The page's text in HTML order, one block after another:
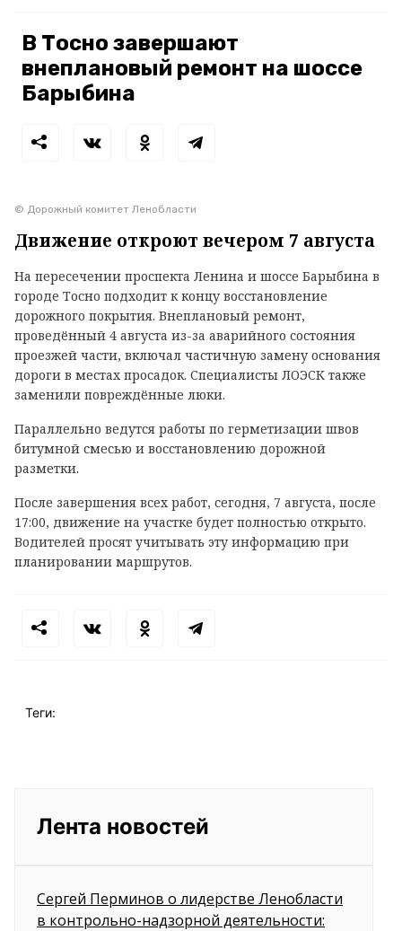
В Тосно завершают
внеплановый ремонт на шоссе
Барыбина
© Дорожный комитет Ленобласти
Движение откроют вечером 7 августа
На пересечении проспекта Ленина и шоссе Барыбина в
городе Тосно подходит к концу восстановление
дорожного покрытия. Внеплановый ремонт,
проведённый 4 августа из-за аварийного состояния
проезжей части, включал частичную замену основания
дороги в местах просадок. Специалисты ЛОЭСК также
заменили повреждённые люки.
Параллельно ведутся работы по герметизации швов
битумной смесью и восстановлению дорожной
разметки.
После завершения всех работ, сегодня, 7 августа, после
17:00, движение на участке будет полностью открыто.
Водителей просят учитывать эту информацию при
планировании маршрутов.
Теги:
Лента новостей
Сергей Перминов о лидерстве Ленобласти
в контрольно-надзорной деятельности: